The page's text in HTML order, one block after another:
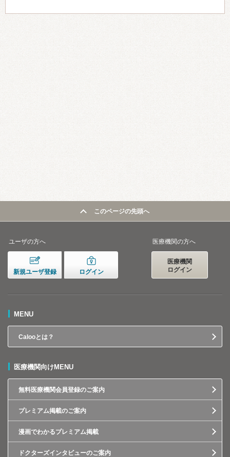
このページの先頭へ
ユーザの方へ
新規ユーザ登録 ログイン
医療機関の方へ
医療機関
ログイン
MENU
Calooとは？
医療機関向けMENU
無料医療機関会員登録のご案内
プレミアム掲載のご案内
漫画でわかるプレミアム掲載
ドクターズインタビューのご案内